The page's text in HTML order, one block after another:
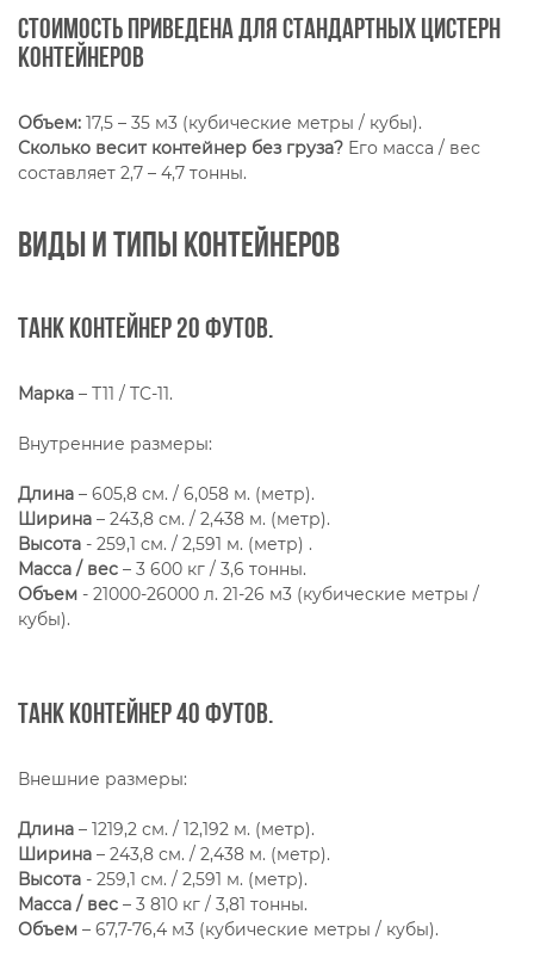
Стоимость приведена для стандартных цистерн
контейнеров
Объем: 17,5 – 35 м3 (кубические метры / кубы).
Сколько весит контейнер без груза? Его масса / вес
составляет 2,7 – 4,7 тонны.
Виды и типы контейнеров
Танк контейнер 20 футов.
Марка – Т11 / TC-11.
Внутренние размеры:
Длина – 605,8 см. / 6,058 м. (метр).
Ширина – 243,8 см. / 2,438 м. (метр).
Высота - 259,1 см. / 2,591 м. (метр) .
Масса / вес – 3 600 кг / 3,6 тонны.
Объем - 21000-26000 л. 21-26 м3 (кубические метры /
кубы).
Танк контейнер 40 футов.
Внешние размеры:
Длина – 1219,2 см. / 12,192 м. (метр).
Ширина – 243,8 см. / 2,438 м. (метр).
Высота - 259,1 см. / 2,591 м. (метр).
Масса / вес – 3 810 кг / 3,81 тонны.
Объем – 67,7-76,4 м3 (кубические метры / кубы).